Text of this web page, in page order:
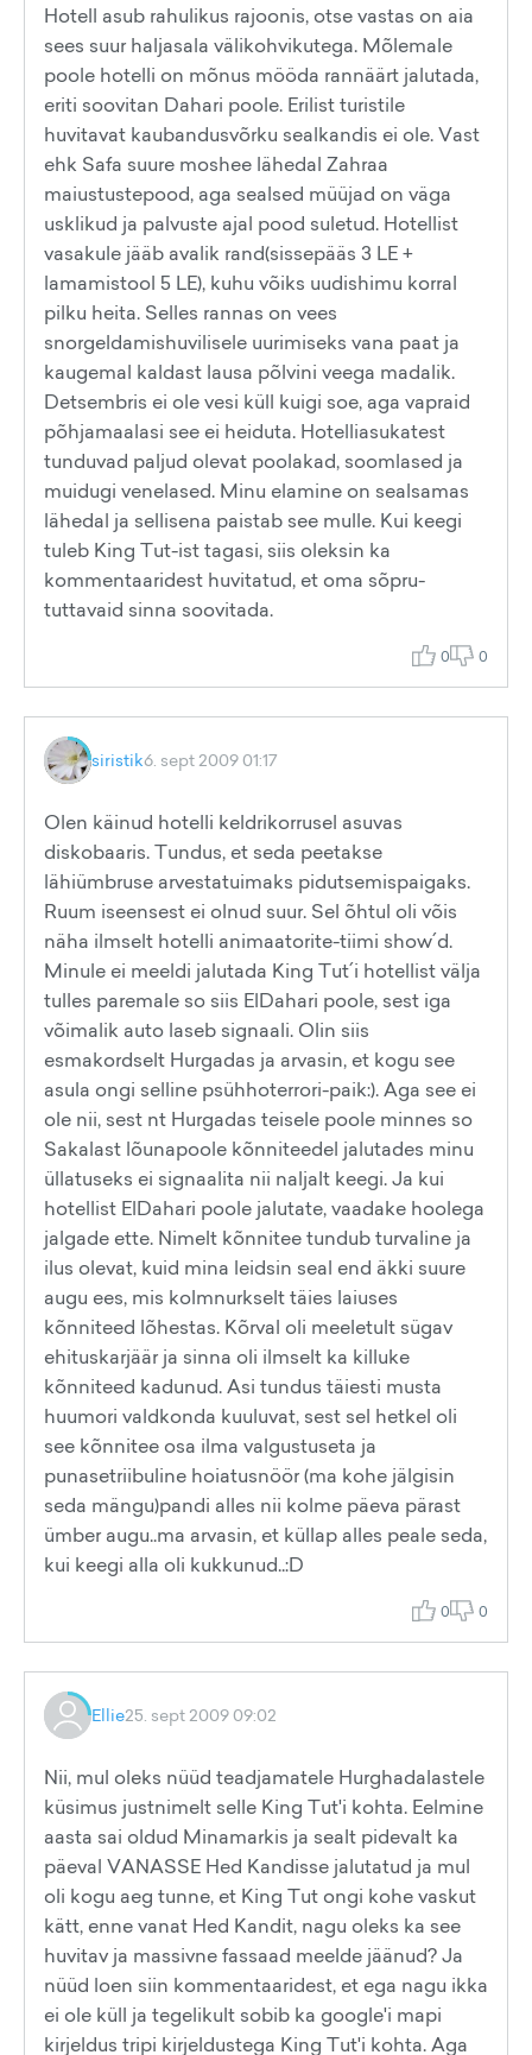
Hotell asub rahulikus rajoonis, otse vastas on aia
sees suur haljasala välikohvikutega. Mõlemale
poole hotelli on mõnus mööda rannäärt jalutada,
eriti soovitan Dahari poole. Erilist turistile
huvitavat kaubandusvõrku sealkandis ei ole. Vast
ehk Safa suure moshee lähedal Zahraa
maiustustepood, aga sealsed müüjad on väga
usklikud ja palvuste ajal pood suletud. Hotellist
vasakule jääb avalik rand(sissepääs 3 LE +
lamamistool 5 LE), kuhu võiks uudishimu korral
pilku heita. Selles rannas on vees
snorgeldamishuvilisele uurimiseks vana paat ja
kaugemal kaldast lausa põlvini veega madalik.
Detsembris ei ole vesi küll kuigi soe, aga vapraid
põhjamaalasi see ei heiduta. Hotelliasukatest
tunduvad paljud olevat poolakad, soomlased ja
muidugi venelased. Minu elamine on sealsamas
lähedal ja sellisena paistab see mulle. Kui keegi
tuleb King Tut-ist tagasi, siis oleksin ka
kommentaaridest huvitatud, et oma sõpru-
tuttavaid sinna soovitada.
0 0
siristik6. sept 2009 01:17
Olen käinud hotelli keldrikorrusel asuvas
diskobaaris. Tundus, et seda peetakse
lähiümbruse arvestatuimaks pidutsemispaigaks.
Ruum iseensest ei olnud suur. Sel õhtul oli võis
näha ilmselt hotelli animaatorite-tiimi show´d.
Minule ei meeldi jalutada King Tut´i hotellist välja
tulles paremale so siis ElDahari poole, sest iga
võimalik auto laseb signaali. Olin siis
esmakordselt Hurgadas ja arvasin, et kogu see
asula ongi selline psühhoterrori-paik:). Aga see ei
ole nii, sest nt Hurgadas teisele poole minnes so
Sakalast lõunapoole kõnniteedel jalutades minu
üllatuseks ei signaalita nii naljalt keegi. Ja kui
hotellist ElDahari poole jalutate, vaadake hoolega
jalgade ette. Nimelt kõnnitee tundub turvaline ja
ilus olevat, kuid mina leidsin seal end äkki suure
augu ees, mis kolmnurkselt täies laiuses
kõnniteed lõhestas. Kõrval oli meeletult sügav
ehituskarjäär ja sinna oli ilmselt ka killuke
kõnniteed kadunud. Asi tundus täiesti musta
huumori valdkonda kuuluvat, sest sel hetkel oli
see kõnnitee osa ilma valgustuseta ja
punasetriibuline hoiatusnöör (ma kohe jälgisin
seda mängu)pandi alles nii kolme päeva pärast
ümber augu..ma arvasin, et küllap alles peale seda,
kui keegi alla oli kukkunud..:D
0 0
Ellie25. sept 2009 09:02
Nii, mul oleks nüüd teadjamatele Hurghadalastele
küsimus justnimelt selle King Tut'i kohta. Eelmine
aasta sai oldud Minamarkis ja sealt pidevalt ka
päeval VANASSE Hed Kandisse jalutatud ja mul
oli kogu aeg tunne, et King Tut ongi kohe vaskut
kätt, enne vanat Hed Kandit, nagu oleks ka see
huvitav ja massivne fassaad meelde jäänud? Ja
nüüd loen siin kommentaaridest, et ega nagu ikka
ei ole küll ja tegelikult sobib ka google'i mapi
kirjeldus tripi kirjeldustega King Tut'i kohta. Aga